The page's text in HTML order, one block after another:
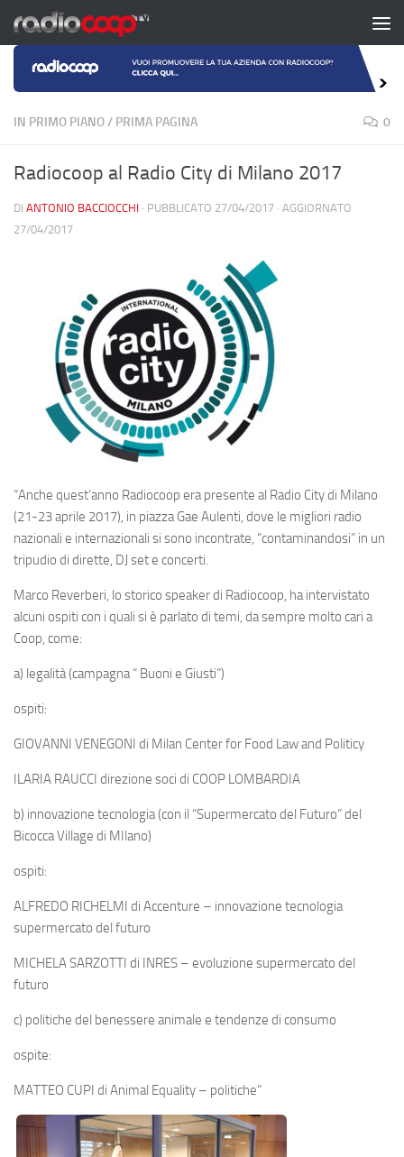
Salta al contenuto
IN PRIMO PIANO/ PRIMA PAGINA 0
Radiocoop al Radio City di Milano 2017
DI ANTONIO BACCIOCCHI · PUBBLICATO 27/04/2017 · AGGIORNATO
27/04/2017
“Anche quest’anno Radiocoop era presente al Radio City di Milano
(21-23 aprile 2017), in piazza Gae Aulenti, dove le migliori radio
nazionali e internazionali si sono incontrate, “contaminandosi” in un
tripudio di dirette, DJ set e concerti.
Marco Reverberi, lo storico speaker di Radiocoop, ha intervistato
alcuni ospiti con i quali si è parlato di temi, da sempre molto cari a
Coop, come:
a) legalità (campagna “ Buoni e Giusti”)
ospiti:
GIOVANNI VENEGONI di Milan Center for Food Law and Politicy
ILARIA RAUCCI direzione soci di COOP LOMBARDIA
b) innovazione tecnologia (con il “Supermercato del Futuro” del
Bicocca Village di MIlano)
ospiti:
ALFREDO RICHELMI di Accenture – innovazione tecnologia
supermercato del futuro
MICHELA SARZOTTI di INRES – evoluzione supermercato del
futuro
c) politiche del benessere animale e tendenze di consumo
ospite:
MATTEO CUPI di Animal Equality – politiche”